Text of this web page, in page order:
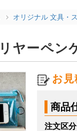
オリジナル 文具・
ーペン
お見
商品
注文区分